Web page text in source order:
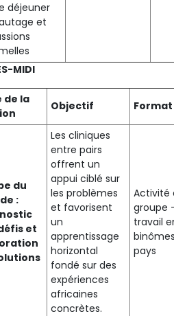
déjeuner
et
MIDI
de la
Objectif Format
du
:
et
Les cliniques
entre pairs
offrent un
appui ciblé sur
les problèmes
et favorisent
un
apprentissage
horizontal
fondé sur des
expériences
africaines
concrètes.
Activité
groupe
travail
pays